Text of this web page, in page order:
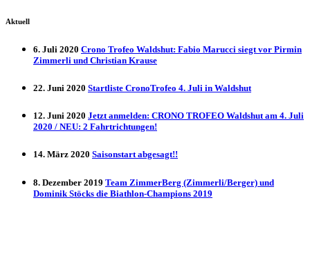
Aktuell
6. Juli 2020 Crono Trofeo Waldshut: Fabio Marucci siegt vor Pirmin
Zimmerli und Christian Krause
22. Juni 2020 Startliste CronoTrofeo 4. Juli in Waldshut
12. Juni 2020 Jetzt anmelden: CRONO TROFEO Waldshut am 4. Juli
2020 / NEU: 2 Fahrtrichtungen!
14. März 2020 Saisonstart abgesagt!!
8. Dezember 2019 Team ZimmerBerg (Zimmerli/Berger) und
Dominik Stöcks die Biathlon-Champions 2019